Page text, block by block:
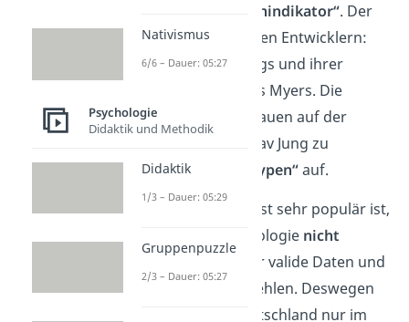
„Myers Briggs Typenindikator“. Der
Name stammt von den Entwicklern:
Katharine Cook Briggs und ihrer
Tochter Isabel Briggs Myers. Die
Inhalte ihres Tests bauen auf der
Arbeit von Carl Gustav Jung zu
„psychologischen Typen“auf.
Obwohl der MBTI Test sehr populär ist,
wird er in der Psychologie nicht
anerkannt
, da bishervalide Daten und
empirische Belege fehlen. Deswegen
wird der Test in Deutschland nur im
Nativismus
6/6 – Dauer: 05:27
Psychologie
Didaktik und Methodik
Didaktik
1/3 – Dauer: 05:29
Gruppenpuzzle
2/3 – Dauer: 05:27